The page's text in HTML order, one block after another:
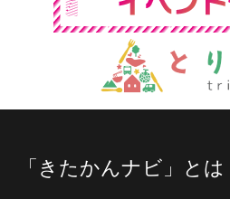
「きたかんナビ」とは